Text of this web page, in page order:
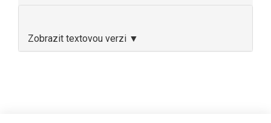
Zobrazit textovou verzi ▼